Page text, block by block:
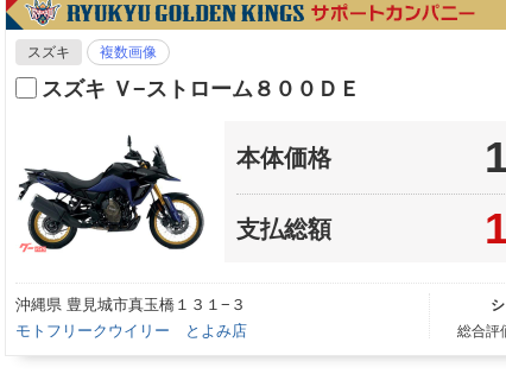
スズキ 複数画像
スズキ Ｖ−ストローム８００ＤＥ
本体価格
支払総額
沖縄県 豊見城市真玉橋１３１−３
モトフリークウイリー とよみ店
総合評